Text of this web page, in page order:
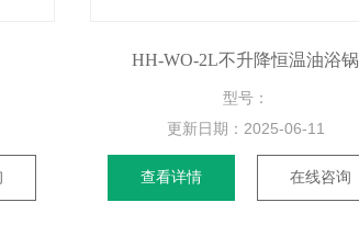
HH-WO-2L不升降恒温油浴锅
型号：
更新日期： 2025-06-11
查看详情 在线咨询